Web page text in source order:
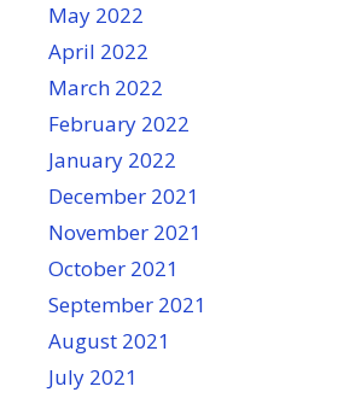
May 2022
April 2022
March 2022
February 2022
January 2022
December 2021
November 2021
October 2021
September 2021
August 2021
July 2021